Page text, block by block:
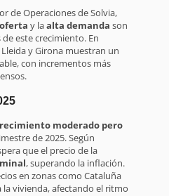
de Operaciones de Solvia,
y laalta demanda son
este crecimiento. En
y Girona muestran un
con incrementos más
moderado pero
de 2025. Según
que el precio de la
, superando la inflación.
en zonas como Cataluña
la vivienda, afectando el ritmo